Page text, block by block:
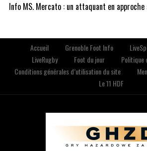
Info MS. Mercato : un attaquant en approche
Accueil Grenoble Foot Info
LiveRugby
Foot du jour
Politique
Conditions générales d’utilisation du site
Le 11 HDF